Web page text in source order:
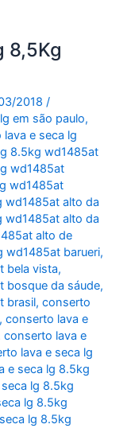
8,5Kg
2018 /
em são paulo,
e seca lg
8.5kg wd1485at
wd1485at
wd1485at
wd1485at alto da
wd1485at alto da
alto de
wd1485at barueri,
bela vista,
bosque da sáude,
brasil,conserto
,conserto lava e
conserto lava e
lava e seca lg
e seca lg 8.5kg
lg 8.5kg
lg 8.5kg
lg 8.5kg